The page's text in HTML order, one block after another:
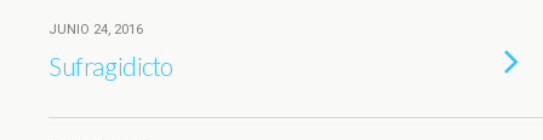
JUNIO 24, 2016
Sufragidicto